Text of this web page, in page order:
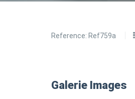
Reference: Ref759a
Galerie Images